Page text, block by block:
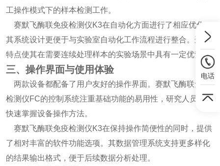
工操作模式下的样本检测工作。
赛默飞酶联免疫检测仪K3在自动化方面进行了相应优化，
其系统设计更便于与实验室自动化工作流程进行整合。这一
特点使其在需要连续处理样本的实验场景中具有一定优势。
三、操作界面与使用体验
两款设备都配备了用户友好的操作界面。赛默飞酶联免疫
检测仪FC的控制系统注重基础功能的易用性，研究人员能够
快速掌握设备操作方法。
赛默飞酶联免疫检测仪K3在保持操作简便性的同时，提供
了相对丰富的软件功能选项。其数据管理系统支持更多样化
的结果输出格式，便于后续数据分析处理。
电话